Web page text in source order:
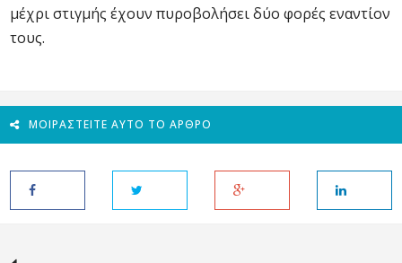
μέχρι στιγμής έχουν πυροβολήσει δύο φορές εναντίον
τους.
ΜΟΙΡΑΣΤΕΊΤΕ ΑΥΤΌ ΤΟ ΆΡΘΡΟ